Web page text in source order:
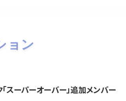
ョン
スーパーオーバー」追加メンバー